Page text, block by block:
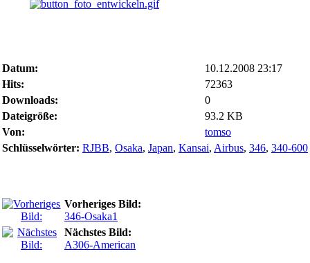
Datum:
10.12.2008 23:17
Hits:
72363
Downloads:
0
Dateigröße:
93.2 KB
Von:
tomso
Schlüsselwörter: RJBB, Osaka, Japan, Kansai, Airbus, 346, 340-600
Vorheriges Bild:
346-Osaka1
Nächstes Bild:
A306-American